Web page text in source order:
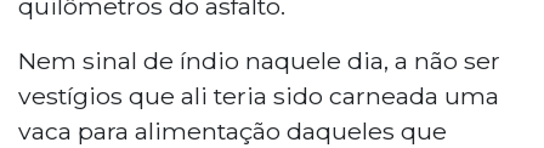
quilômetros do asfalto.
Nem sinal de índio naquele dia, a não ser
vestígios que ali teria sido carneada uma
vaca para alimentação daqueles que